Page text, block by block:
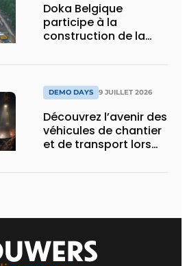
Doka Belgique
participe à la
construction de la
DEMO DAYS 9 JUILLET 2026
Découvrez l’avenir des
véhicules de chantier
et de transport lors